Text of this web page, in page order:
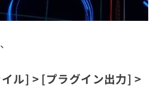
ル] > [プラグイン出力] >